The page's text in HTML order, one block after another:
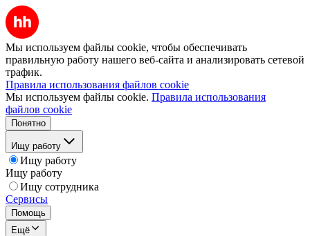
Мы используем файлы cookie, чтобы обеспечивать
правильную работу нашего веб-сайта и анализировать сетевой
трафик.
Правила использования файлов cookie
Мы используем файлы cookie. Правила использования
файлов cookie
Понятно
Ищу работу
Ищу работу
Ищу работу
Ищу сотрудника
Сервисы
Помощь
Ещё